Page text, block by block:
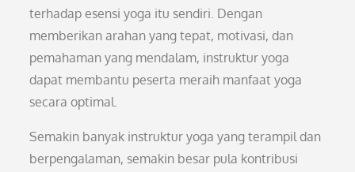
terhadap esensi yoga itu sendiri. Dengan
memberikan arahan yang tepat, motivasi, dan
pemahaman yang mendalam, instruktur yoga
dapat membantu peserta meraih manfaat yoga
secara optimal.
Semakin banyak instruktur yoga yang terampil dan
berpengalaman, semakin besar pula kontribusi